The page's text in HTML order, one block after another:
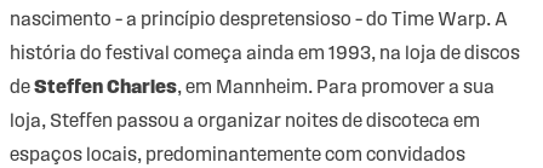
nascimento – a princípio despretensioso – do Time Warp. A
história do festival começa ainda em 1993, na loja de discos
deSteffen Charles, em Mannheim. Para promover a sua
loja, Steffen passou a organizar noites de discoteca em
espaços locais, predominantemente com convidados